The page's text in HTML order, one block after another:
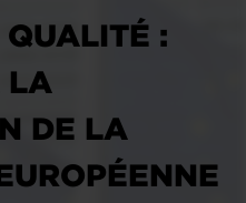
QUALITÉ :
LA
DE LA